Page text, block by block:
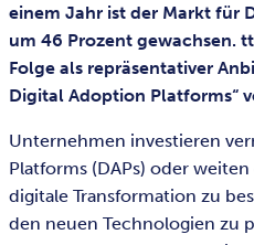
einem Jahr ist der Markt für
um 46 Prozent gewachsen.
Folge als repräsentativer
Digital Adoption Platforms“
Unternehmen investieren
Platforms (DAPs) oder
digitale Transformation zu
den neuen Technologien zu